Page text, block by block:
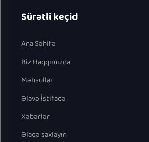
Sürətli keçid
Ana Səhifə
Biz Haqqımızda
Məhsullar
Əlavə İstifadə
Xəbərlər
Əlaqə saxlayın